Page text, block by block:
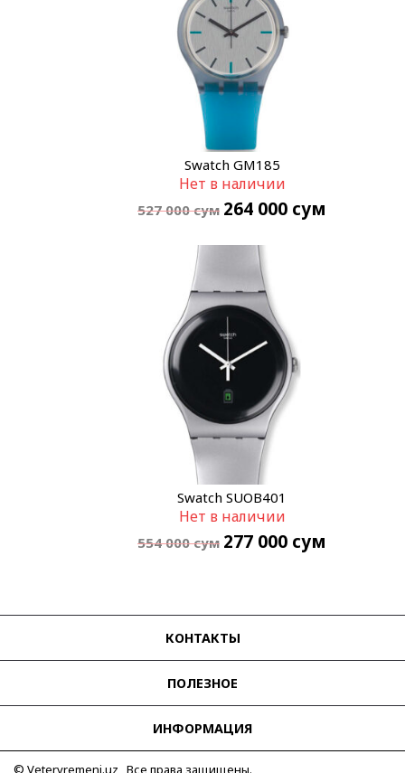
Swatch GM185
Нет в наличии
527 000сум 264 000 сум
Swatch SUOB401
Нет в наличии
554 000сум 277 000 сум
КОНТАКТЫ
ПОЛЕЗНОЕ
ИНФОРМАЦИЯ
© Vetervremeni.uz Все права защищены.